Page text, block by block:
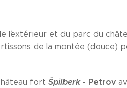
l´extérieur et du parc du
de la montée (douce)
fort Špilberk- Petrov